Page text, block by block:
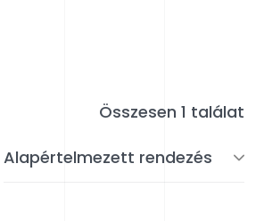
Összesen 1 találat